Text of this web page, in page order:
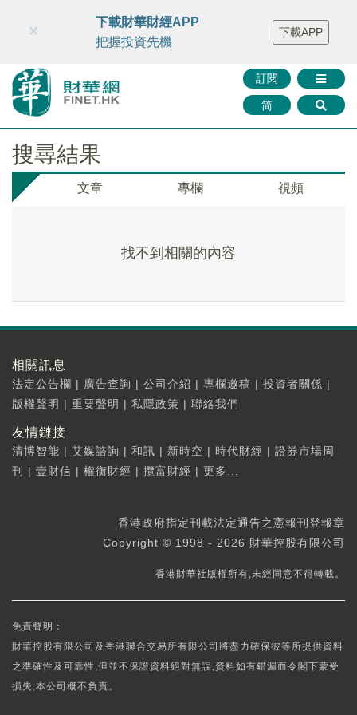
財華智庫網 FINTV FINMETA 財華證券 媒體矩陣
智庫沙龍
聯絡我們
訂閱
简
×
下載財華財經APP
把握投資先機
下載APP
搜尋結果
文章 專欄 視頻
找不到相關的內容
相關訊息
法定公告欄 | 廣告查詢 | 公司介紹 | 專欄邀稿 | 投資者關係 |
版權聲明 | 重要聲明 | 私隱政策 | 聯絡我們
友情鏈接
清博智能 | 艾媒諮詢 | 和訊 | 新時空 | 時代財經 | 證券市場周
刊
| 壹財信 | 權衡財經 | 攬富財經 | 更多...
香港政府指定刊載法定通告之憲報刊登報章
Copyright © 1998 - 2026 財華控股有限公司
香港財華社版權所有,未經同意不得轉載。
免責聲明：
財華控股有限公司及香港聯合交易所有限公司將盡力確保彼等所提供資料
之準確性及可靠性,但並不保證資料絕對無誤,資料如有錯漏而令閣下蒙受
損失,本公司概不負責。